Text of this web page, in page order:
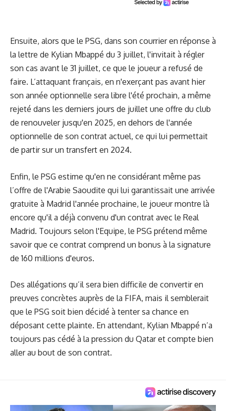
Ensuite, alors que le PSG, dans son courrier en réponse à
la lettre de Kylian Mbappé du 3 juillet, l'invitait à régler
son cas avant le 31 juillet, ce que le joueur a refusé de
faire. L’attaquant français, en n'exerçant pas avant hier
son année optionnelle sera libre l'été prochain, a même
rejeté dans les derniers jours de juillet une offre du club
de renouveler jusqu'en 2025, en dehors de l'année
optionnelle de son contrat actuel, ce qui lui permettait
de partir sur un transfert en 2024.
Enfin, le PSG estime qu'en ne considérant même pas
l’offre de l'Arabie Saoudite qui lui garantissait une arrivée
gratuite à Madrid l'année prochaine, le joueur montre là
encore qu'il a déjà convenu d'un contrat avec le Real
Madrid. Toujours selon l'Equipe, le PSG prétend même
savoir que ce contrat comprend un bonus à la signature
de 160 millions d'euros.
Des allégations qu’il sera bien difficile de convertir en
preuves concrètes auprès de la FIFA, mais il semblerait
que le PSG soit bien décidé à tenter sa chance en
déposant cette plainte. En attendant, Kylian Mbappé n’a
toujours pas cédé à la pression du Qatar et compte bien
aller au bout de son contrat.